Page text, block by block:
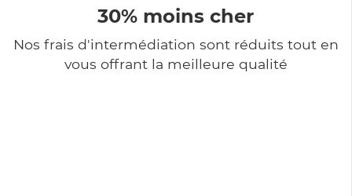
30% moins cher
Nos frais d'intermédiation sont réduits tout en
vous offrant la meilleure qualité